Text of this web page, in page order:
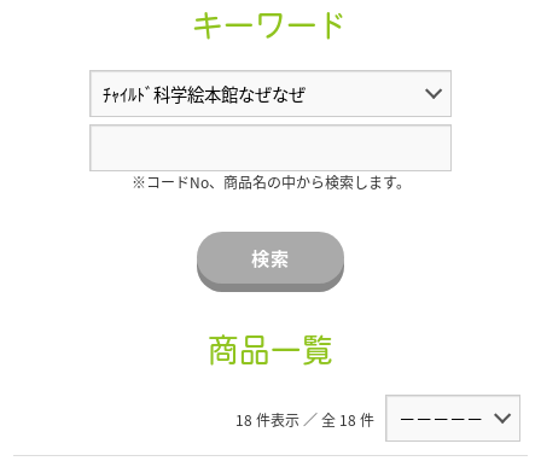
キーワード
※コードNo、商品名の中から検索します。
検索
商品一覧
18 件表示 ／ 全 18 件